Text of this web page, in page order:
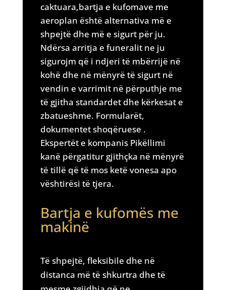
caktuara,bartja e kufomave me
aeroplan është alternativa më e
shpejtë dhe më e sigurt për ju.
Ndërsa arritja e funeralit ne ju
sigurojm që i ndjeri të mbërrijë në
kohë dhe në mënyrë të sigurt në
vendin e varrimit në përputhje me
të gjitha standardet dhe kërkesat e
zbatueshme. Formularët,
dokumentet shoqëruese .
Ekspertët e kompanis Pikëllimi
kanë përgatitur gjithçka në mënyrë
të tillë që të mos ketë vonesa apo
vështirësi të tjera.
Bartja e kufomës me
makinë
Të shpejtë, fleksibile dhe në
distanca më të shkurtra dhe të